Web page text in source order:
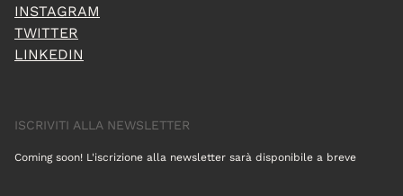
INSTAGRAM
TWITTER
LINKEDIN
ISCRIVITI ALLA NEWSLETTER
Coming soon! L'iscrizione alla newsletter sarà disponibile a breve